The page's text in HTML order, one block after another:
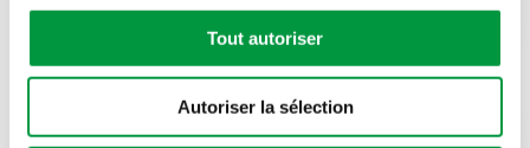
Tout autoriser
Autoriser la sélection
jamais…